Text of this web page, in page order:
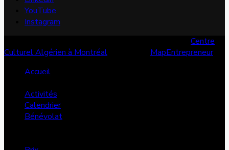
YouTube
Instagram
Centre
Culturel Algérien à Montréal
MapEntrepreneur
Accueil
Activités
Calendrier
Bénévolat